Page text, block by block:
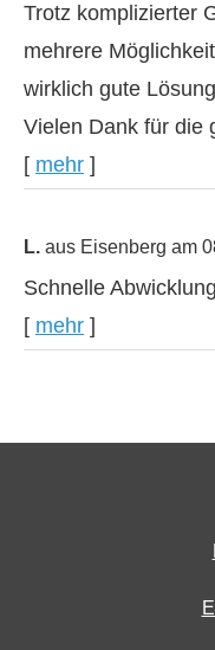
Trotz komplizierter
mehrere
wirklich gute
Vielen Dank für die
[ mehr ]
L. aus Eisenberg am
Schnelle
[ mehr ]